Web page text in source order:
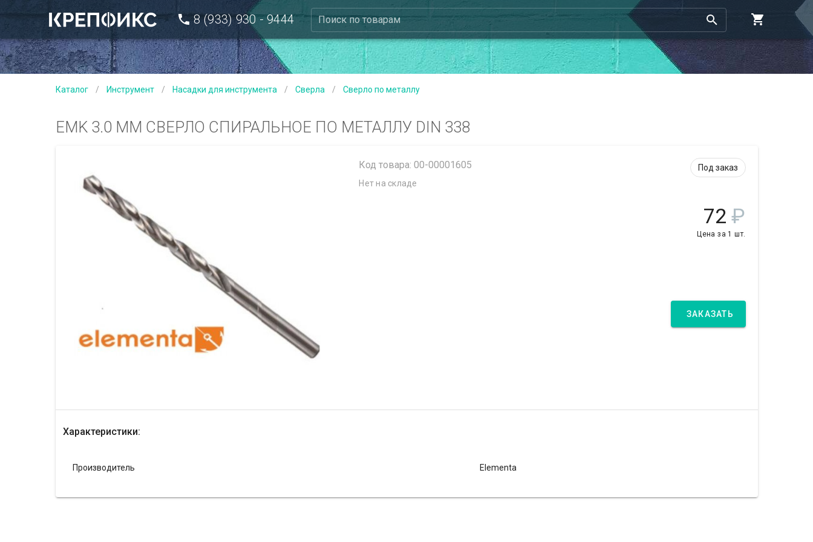
8 (933) 930 - 9444 Поиск по товарам
Каталог / Инструмент / Насадки для инструмента / Сверла / Сверло по металлу
EMK 3.0 MM СВЕРЛО СПИРАЛЬНОЕ ПО МЕТАЛЛУ DIN 338
Код товара: 00-00001605
Нет на складе
Под заказ
72 ₽
Цена за 1 шт.
ЗАКАЗАТЬ
Характеристики:
Производитель Elementa